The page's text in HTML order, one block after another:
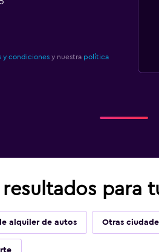
y condicionesy nuestra política
para
alquiler de autos Otras